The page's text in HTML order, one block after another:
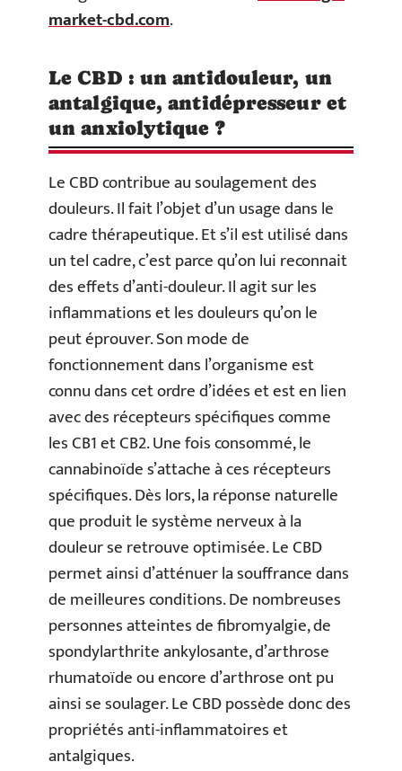
market-cbd.com.
Le CBD : un antidouleur, un
antalgique, antidépresseur et
un anxiolytique ?
Le CBD contribue au soulagement des
douleurs. Il fait l’objet d’un usage dans le
cadre thérapeutique. Et s’il est utilisé dans
un tel cadre, c’est parce qu’on lui reconnait
des effets d’anti-douleur. Il agit sur les
inflammations et les douleurs qu’on le
peut éprouver. Son mode de
fonctionnement dans l’organisme est
connu dans cet ordre d’idées et est en lien
avec des récepteurs spécifiques comme
les CB1 et CB2. Une fois consommé, le
cannabinoïde s’attache à ces récepteurs
spécifiques. Dès lors, la réponse naturelle
que produit le système nerveux à la
douleur se retrouve optimisée. Le CBD
permet ainsi d’atténuer la souffrance dans
de meilleures conditions. De nombreuses
personnes atteintes de fibromyalgie, de
spondylarthrite ankylosante, d’arthrose
rhumatoïde ou encore d’arthrose ont pu
ainsi se soulager. Le CBD possède donc des
propriétés anti-inflammatoires et
antalgiques.